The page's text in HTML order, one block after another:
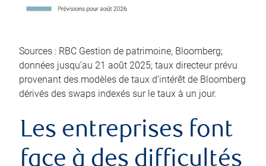
Sources : RBC Gestion de patrimoine, Bloomberg;
données jusqu’au 21 août 2025; taux directeur prévu
provenant des modèles de taux d’intérêt de Bloomberg
dérivés des swaps indexés sur le taux à un jour.
Les entreprises font
face à des difficultés